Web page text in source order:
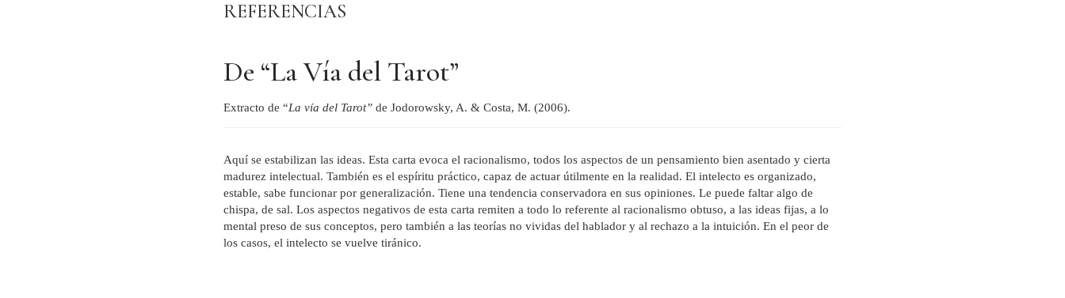
REFERENCIAS
De “La Vía del Tarot”
Extracto de “La vía del Tarot” de Jodorowsky, A. & Costa, M. (2006).
Aquí se estabilizan las ideas. Esta carta evoca el racionalismo, todos los aspectos de un pensamiento bien asentado y cierta
madurez intelectual. También es el espíritu práctico, capaz de actuar útilmente en la realidad. El intelecto es organizado,
estable, sabe funcionar por generalización. Tiene una tendencia conservadora en sus opiniones. Le puede faltar algo de
chispa, de sal. Los aspectos negativos de esta carta remiten a todo lo referente al racionalismo obtuso, a las ideas fijas, a lo
mental preso de sus conceptos, pero también a las teorías no vividas del hablador y al rechazo a la intuición. En el peor de
los casos, el intelecto se vuelve tiránico.